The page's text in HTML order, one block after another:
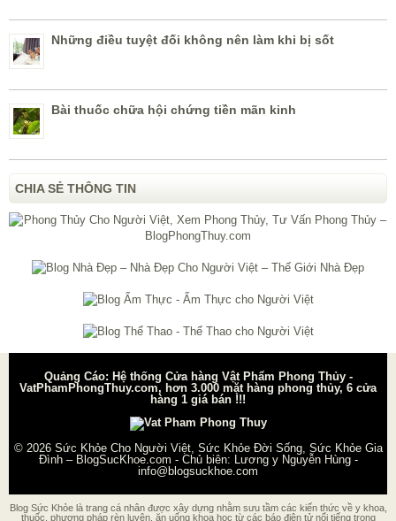
Những điều tuyệt đối không nên làm khi bị sốt
Bài thuốc chữa hội chứng tiền mãn kinh
CHIA SẺ THÔNG TIN
Quảng Cáo: Hệ thống Cửa hàng Vật Phẩm Phong Thủy -
VatPhamPhongThuy.com, hơn 3.000 mặt hàng phong thủy, 6 cửa
hàng 1 giá bán !!!
© 2026 Sức Khỏe Cho Người Việt, Sức Khỏe Đời Sống, Sức Khỏe Gia
Đình – BlogSucKhoe.com - Chủ biên: Lương y Nguyễn Hùng-
info@blogsuckhoe.com
Blog Sức Khỏe là trang cá nhân được xây dựng nhằm sưu tầm các kiến thức về y khoa,
thuốc, phương pháp rèn luyện, ăn uống khoa học từ các báo điện tử nổi tiếng trong